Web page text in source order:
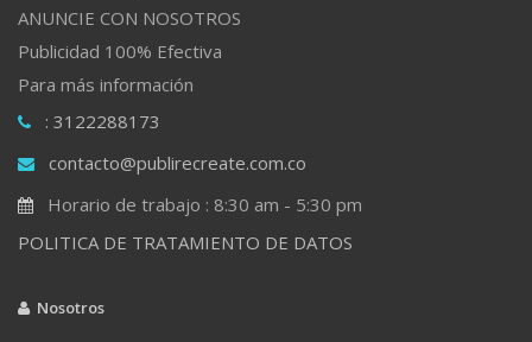
ANUNCIE CON NOSOTROS
Publicidad 100% Efectiva
Para más información
: 3122288173
contacto@publirecreate.com.co
Horario de trabajo : 8:30 am - 5:30 pm
POLITICA DE TRATAMIENTO DE DATOS
Nosotros